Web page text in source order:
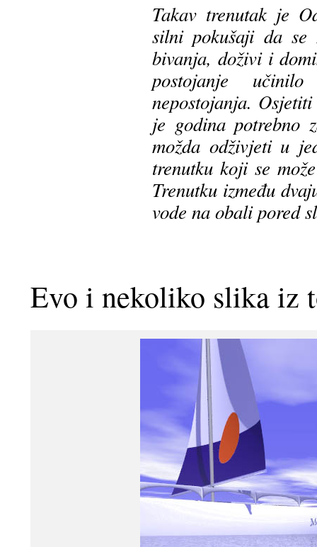
Takav trenutak je
silni pokušaji da se
bivanja, doživi i
postojanje
nepostojanja.
je godina potrebno
možda odživjeti u
trenutku koji se
Trenutku između
vode na obali pored
Evo i nekoliko slika iz